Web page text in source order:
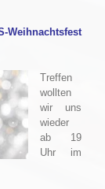
Weihnachtsfest
Treffen
wollten
wir uns
wieder
ab 19
Uhr im